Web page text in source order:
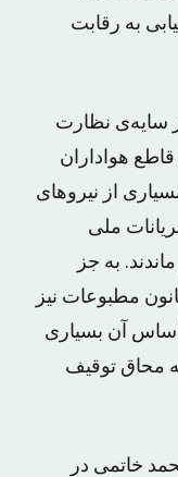
به رقابت
سایه‌ی نظارت
هواداران
از نیروهای
ملی
به جز
مطبوعات نیز
آن بسیاری
محاق توقیف
خاتمی در